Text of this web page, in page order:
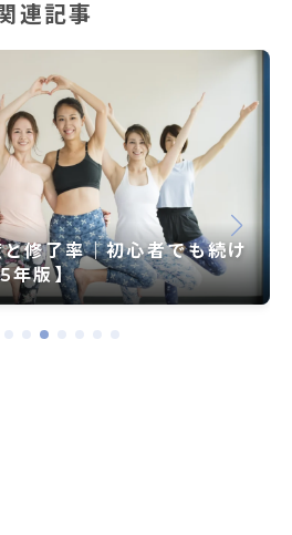
関連記事
修了率｜初心者でも続け
年版】